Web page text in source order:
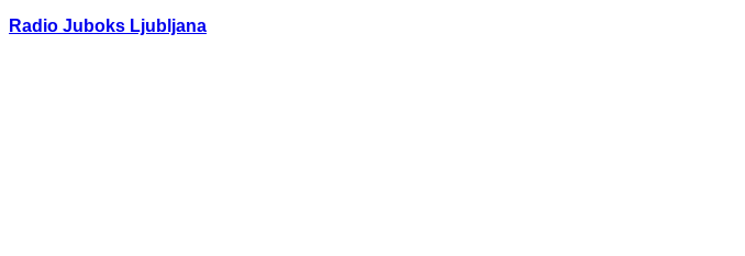
Radio Juboks Ljubljana